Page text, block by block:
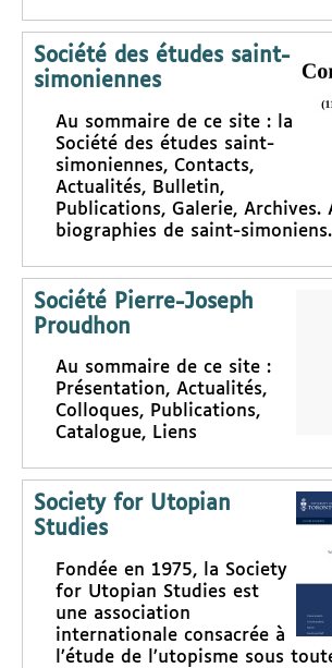
Société des études saint-
simoniennes
Au sommaire de ce site : la
Société des études saint-
simoniennes, Contacts,
Actualités, Bulletin,
Publications, Galerie, Archives.
biographies de saint-simoniens.
Société Pierre-Joseph
Proudhon
Au sommaire de ce site :
Présentation, Actualités,
Colloques, Publications,
Catalogue, Liens
Society for Utopian
Studies
Fondée en 1975, la Society
for Utopian Studies est
une association
internationale consacrée à
l’étude de l’utopisme sous